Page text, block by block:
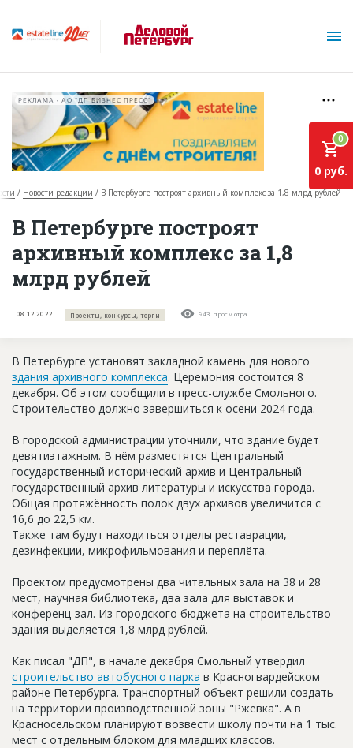
О проекте
Горячие объекты
База строящихся объектов
Инвестпроекты
Глоссарий
Новости
Платные услуги
Правила работы
Контакты
Личный кабинет
РЕКЛАМА • АО "ДП БИЗНЕС ПРЕСС"
Новости редакции В Петербурге построят архивный комплекс за 1,8 млрд рублей
В Петербурге построят
архивный комплекс за 1,8
млрд рублей
08.12.2022 Проекты, конкурсы, торги 943 просмотра
0
0 руб.
В Петербурге установят закладной камень для нового
здания архивного комплекса. Церемония состоится 8
декабря. Об этом сообщили в пресс-службе Смольного.
Строительство должно завершиться к осени 2024 года.
В городской администрации уточнили, что здание будет
девятиэтажным. В нём разместятся Центральный
государственный исторический архив и Центральный
государственный архив литературы и искусства города.
Общая протяжённость полок двух архивов увеличится с
16,6 до 22,5 км.
Также там будут находиться отделы реставрации,
дезинфекции, микрофильмования и переплёта.
Проектом предусмотрены два читальных зала на 38 и 28
мест, научная библиотека, два зала для выставок и
конференц-зал. Из городского бюджета на строительство
здания выделяется 1,8 млрд рублей.
Как писал "ДП", в начале декабря Смольный утвердил
строительство автобусного парка в Красногвардейском
районе Петербурга. Транспортный объект решили создать
на территории производственной зоны "Ржевка". А в
Красносельском планируют возвести школу почти на 1 тыс.
мест с отдельным блоком для младших классов.